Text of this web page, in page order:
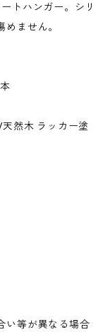
トハンガー。シリ
ません。
然木 ラッカー塗
い等が異なる場合